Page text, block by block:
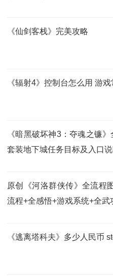
《仙剑客栈》完美攻略
《辐射4》控制台怎么用 游
《暗黑破坏神3：夺魂之镰
套装地下城任务目标及入口说
原创《河洛群侠传》全流程
流程+全感悟+游戏系统+全
《逃离塔科夫》多少人民币